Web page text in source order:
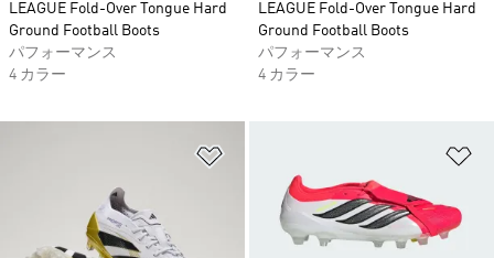
LEAGUE Fold-Over Tongue Hard
Ground Football Boots
パフォーマンス
4 カラー
LEAGUE Fold-Over Tongue Hard
Ground Football Boots
パフォーマンス
4 カラー